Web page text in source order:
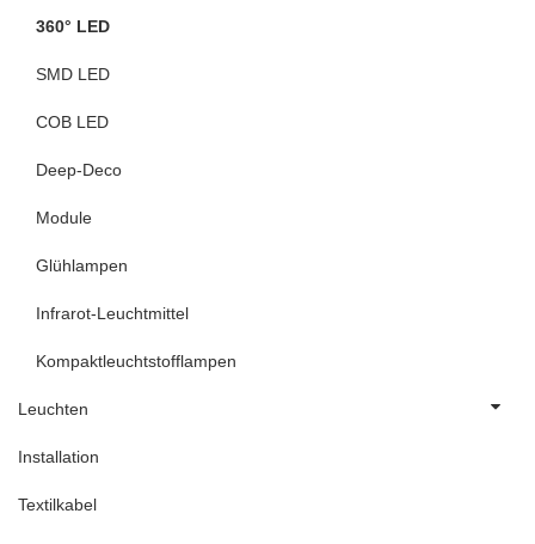
360° LED
SMD LED
COB LED
Deep-Deco
Module
Glühlampen
Infrarot-Leuchtmittel
Kompaktleuchtstofflampen
Leuchten
Installation
Textilkabel